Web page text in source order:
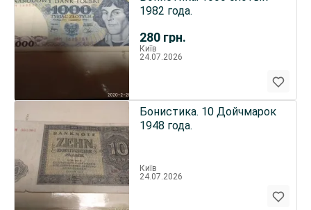
280 грн.
1982 года.
Київ
24.07.2026
Бонистика. 10 Дойчмарок
1948 года.
Київ
24.07.2026